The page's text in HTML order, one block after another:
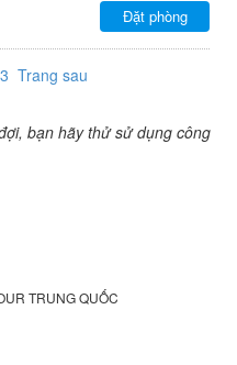
Đặt phòng
Trang sau
bạn hãy thử sử dụng công
TRUNG QUỐC